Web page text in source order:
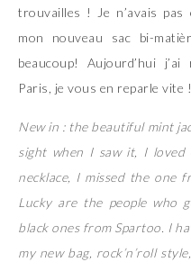
trouvailles ! Je n’avais pas
mon nouveau sac bi-
beaucoup! Aujourd’hui
Paris, je vous en reparle vite
New in : the beautiful mint
sight when I saw it, I
necklace, I missed the
Lucky are the people who
black ones from Spartoo. I
my new bag, rock’n’roll